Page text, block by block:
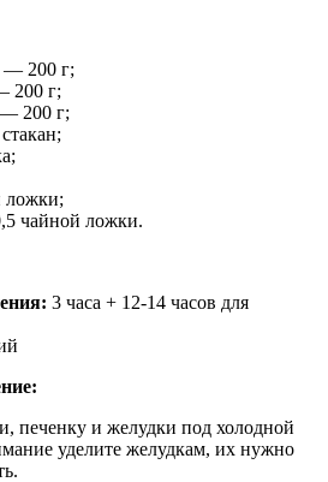
— 200 г;
200 г;
200 г;
ложки;
чайной ложки.
3 часа + 12-14 часов для
печенку и желудки под холодной
уделите желудкам, их нужно